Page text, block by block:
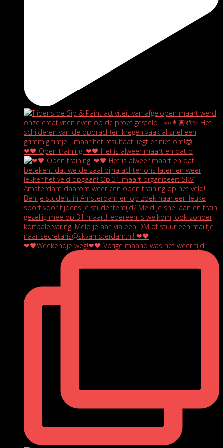
❤🖤 Open training! ❤🖤 Het is alweer maart en dat b
❤🖤Weekendje weg!❤🖤 Vorige maand was het weer tijd